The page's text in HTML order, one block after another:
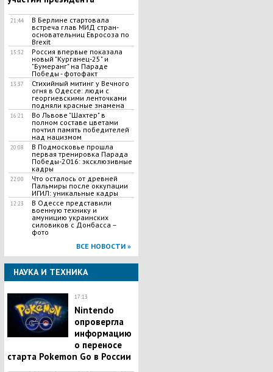
21:44
В Берлине стартовала
встреча глав МИД стран-
основательниц Евросоза по
Brexit
15:32
Россия впервые показала
новый "Курганец-25" и
"Бумеранг" на Параде
Победы - фотофакт
13:37
Стихийный митинг у Вечного
огня в Одессе: люди с
георгиевскими ленточками
подняли красные знамена
16:21
Во Львове "Шахтер" в
полном составе цветами
почтил память победителей
над нацизмом
20:08
В Подмосковье прошла
первая тренировка Парада
Победы-2016: эксклюзивные
кадры
22:00
Что осталось от древней
Пальмиры после оккупации
ИГИЛ: уникальные кадры
12:23
В Одессе представили
военную технику и
амуницию украинских
силовиков с Донбасса –
фото
ВСЕ НОВОСТИ »
НАУКА И ТЕХНИКА
17:13
Nintendo
опровергла
информацию
о переносе
старта Pokemon Go в России